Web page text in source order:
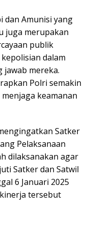
dan Amunisi yang
juga merupakan
publik
dalam
mereka.
Polri semakin
keamanan
Satker
Pelaksanaan
dilaksanakan agar
Satker dan Satwil
6 Januari 2025
tersebut